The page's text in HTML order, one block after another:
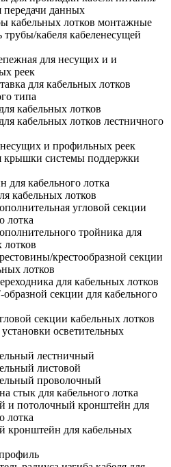
передачи данных
кабельных лотков монтажные
трубы/кабеля кабеленесущей
для несущих и и
реек
для кабельных лотков
типа
кабельных лотков
кабельных лотков лестничного
и профильных реек
крышки системы поддержки
для кабельного лотка
кабельных лотков
угловой секции
лотка
тройника для
лотков
крестообразной секции
лотков
для кабельных лотков
секции для кабельного
секции кабельных лотков
осветительных
лестничный
листовой
проволочный
стык для кабельного лотка
и потолочный кронштейн для
лотка
кронштейн для кабельных